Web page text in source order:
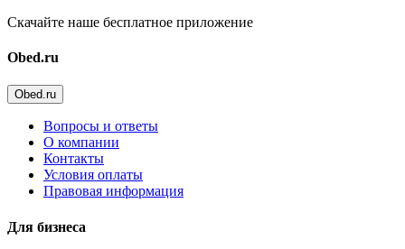
Скачайте наше бесплатное приложение
Obed.ru
Obed.ru
Вопросы и ответы
О компании
Контакты
Условия оплаты
Правовая информация
Для бизнеса